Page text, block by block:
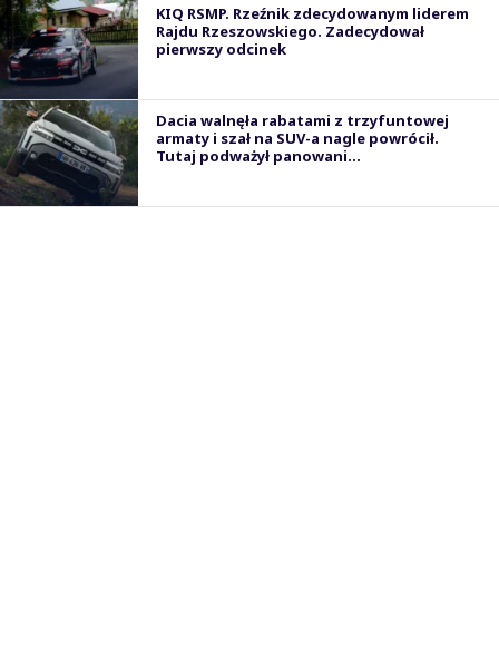
KIQ RSMP. Rzeźnik zdecydowanym liderem
Rajdu Rzeszowskiego. Zadecydował
pierwszy odcinek
Dacia walnęła rabatami z trzyfuntowej
armaty i szał na SUV-a nagle powrócił.
Tutaj podważył panowani...